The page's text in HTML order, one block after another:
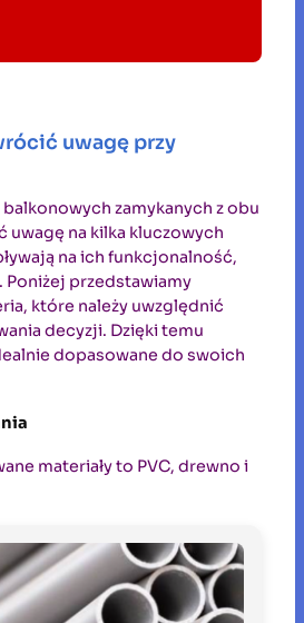
uwagę przy
zamykanych z obu
na kilka kluczowych
na ich funkcjonalność,
Poniżej przedstawiamy
które należy uwzględnić
decyzji. Dzięki temu
dopasowane do swoich
materiały to PVC, drewno i